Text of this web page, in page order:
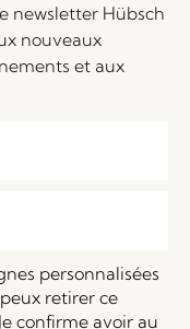
newsletter Hübsch
nouveaux
et aux
personnalisées
retirer ce
confirme avoir au